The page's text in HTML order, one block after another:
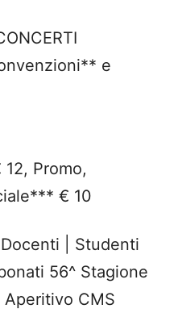
e
Promo,
€ 10
| Studenti
56^ Stagione
CMS